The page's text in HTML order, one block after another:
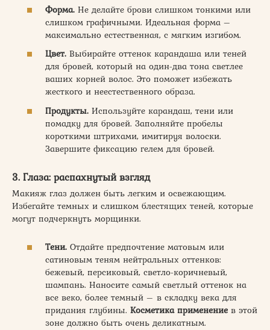
Форма. Не делайте брови слишком тонкими или
слишком графичными. Идеальная форма –
максимально естественная, с мягким изгибом.
Цвет. Выбирайте оттенок карандаша или теней
для бровей, который на один-два тона светлее
ваших корней волос. Это поможет избежать
жесткого и неестественного образа.
Продукты. Используйте карандаш, тени или
помадку для бровей. Заполняйте пробелы
короткими штрихами, имитируя волоски.
Завершите фиксацию гелем для бровей.
3. Глаза: распахнутый взгляд
Макияж глаз должен быть легким и освежающим.
Избегайте темных и слишком блестящих теней, которые
могут подчеркнуть морщинки.
Тени. Отдайте предпочтение матовым или
сатиновым теням нейтральных оттенков:
бежевый, персиковый, светло-коричневый,
шампань. Наносите самый светлый оттенок на
все веко, более темный – в складку века для
придания глубины. Косметика применение в этой
зоне должно быть очень деликатным.